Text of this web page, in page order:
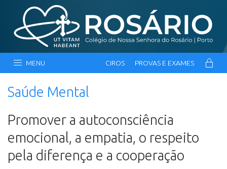
MENU CIROS PROVAS E EXAMES
Saúde Mental
Promover a autoconsciência
emocional, a empatia, o respeito
pela diferença e a cooperação